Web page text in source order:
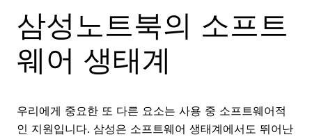
삼성노트북의 소프트
웨어 생태계
우리에게 중요한 또 다른 요소는 사용 중 소프트웨어적
인 지원입니다. 삼성은 소프트웨어 생태계에서도 뛰어난